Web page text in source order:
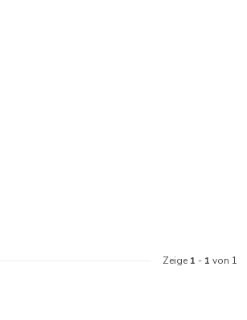
Zeige 1 - 1 von 1